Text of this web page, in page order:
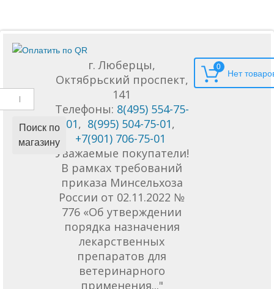
Поиск по
магазину
г. Люберцы,
Октябрьский проспект,
141
Телефоны: 8(495) 554-75-
01, 8(995) 504-75-01,
+7(901) 706-75-01
Уважаемые покупатели!
В рамках требований
приказа Минсельхоза
России от 02.11.2022 №
776 «Об утверждении
порядка назначения
лекарственных
препаратов для
ветеринарного
применения..."
0